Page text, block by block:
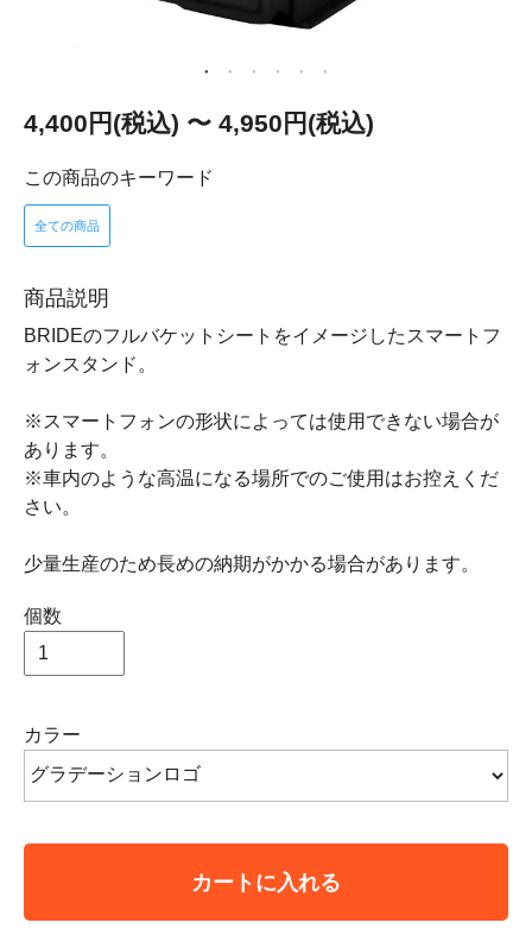
4,400円(税込) 〜 4,950円(税込)
この商品のキーワード
全ての商品
商品説明
BRIDEのフルバケットシートをイメージしたスマートフ
ォンスタンド。
※スマートフォンの形状によっては使用できない場合が
あります。
※車内のような高温になる場所でのご使用はお控えくだ
さい。
少量生産のため長めの納期がかかる場合があります。
個数
カラー
カートに入れる